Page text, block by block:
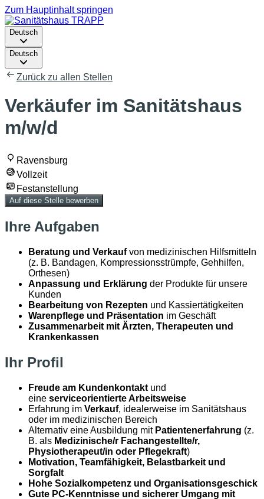
Zum Hauptinhalt springen
Deutsch
Deutsch
Zurück zu allen Stellen
Verkäufer im Sanitätshaus
m/w/d
Ravensburg
Vollzeit
Festanstellung
Auf diese Stelle bewerben
Ihre Aufgaben
Beratung und Verkaufvon medizinischen Hilfsmitteln
(z. B. Bandagen, Kompressionsstrümpfe, Gehhilfen,
Orthesen)
Anpassung und Erklärung der Produkte für unsere
Kunden
Bearbeitung von Rezepten und Kassiertätigkeiten
Warenpflege und Präsentation im Geschäft
Zusammenarbeit mit Ärzten, Therapeuten und
Krankenkassen
Ihr Profil
Freude am Kundenkontakt und
eine serviceorientierte Arbeitsweise
Erfahrung im Verkauf, idealerweise im Sanitätshaus
oder im medizinischen Bereich
Alternativ eine Ausbildung mit Patientenerfahrung (z.
B. als Medizinische/r Fachangestellte/r,
Physiotherapeut/in oder Pflegekraft)
Motivation, Teamfähigkeit, Belastbarkeit und
Sorgfalt
Hohe Sozialkompetenz und Organisationsgeschick
Gute PC-Kenntnisse und sicherer Umgang mit